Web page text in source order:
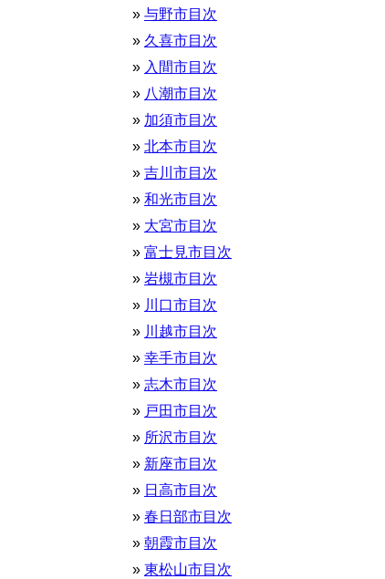
与野市目次
久喜市目次
入間市目次
八潮市目次
加須市目次
北本市目次
吉川市目次
和光市目次
大宮市目次
富士見市目次
岩槻市目次
川口市目次
川越市目次
幸手市目次
志木市目次
戸田市目次
所沢市目次
新座市目次
日高市目次
春日部市目次
朝霞市目次
東松山市目次